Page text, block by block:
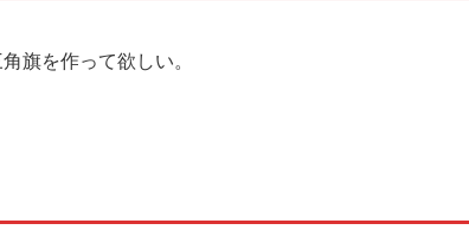
旗を作って欲しい。